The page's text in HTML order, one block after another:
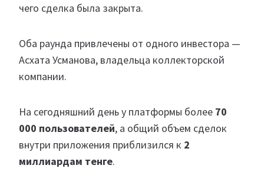
чего сделка была закрыта.
Оба раунда привлечены от одного инвестора —
Асхата Усманова, владельца коллекторской
компании.
На сегодняшний день у платформы более 70
000 пользователей, а общий объем сделок
внутри приложения приблизился к 2
миллиардам тенге.